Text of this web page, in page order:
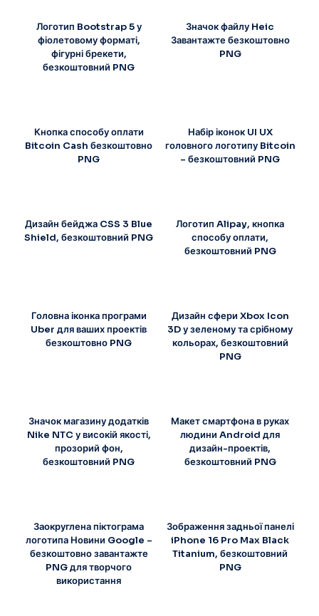
Логотип Bootstrap 5 у
фіолетовому форматі,
фігурні брекети,
безкоштовний PNG
Значок файлу Heic
Завантажте безкоштовно
PNG
Кнопка способу оплати
Bitcoin Cash безкоштовно
PNG
Набір іконок UI UX
головного логотипу Bitcoin
– безкоштовний PNG
Дизайн бейджа CSS 3 Blue
Shield, безкоштовний PNG
Логотип Alipay, кнопка
способу оплати,
безкоштовний PNG
Головна іконка програми
Uber для ваших проектів
безкоштовно PNG
Дизайн сфери Xbox Icon
3D у зеленому та срібному
кольорах, безкоштовний
PNG
Значок магазину додатків
Nike NTC у високій якості,
прозорий фон,
безкоштовний PNG
Макет смартфона в руках
людини Android для
дизайн-проектів,
безкоштовний PNG
Заокруглена піктограма
логотипа Новини Google –
безкоштовно завантажте
PNG для творчого
використання
Зображення задньої панелі
iPhone 16 Pro Max Black
Titanium, безкоштовний
PNG